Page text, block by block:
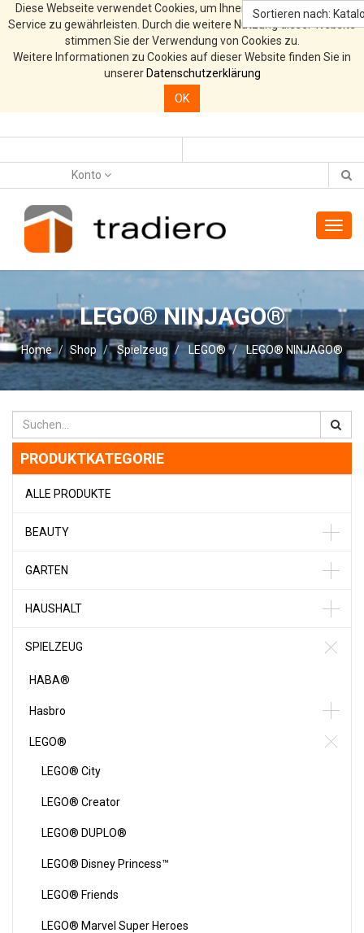
Diese Webseite verwendet Cookies, um Ihnen den bestmöglichen
Service zu gewährleisten. Durch die weitere Nutzung dieser Website
stimmen Sie der Verwendung von Cookies zu.
Weitere Informationen zu Cookies auf dieser Website finden Sie in
unserer Datenschutzerklärung
OK
Konto
LEGO® NINJAGO®
Home Shop Spielzeug LEGO® LEGO® NINJAGO®
Sortieren nach:
PRODUKTKATEGORIE
ALLE PRODUKTE
BEAUTY
GARTEN
HAUSHALT
SPIELZEUG
HABA®
Hasbro
LEGO®
LEGO® City
LEGO® Creator
LEGO® DUPLO®
LEGO® Disney Princess™
LEGO® Friends
LEGO® Marvel Super Heroes